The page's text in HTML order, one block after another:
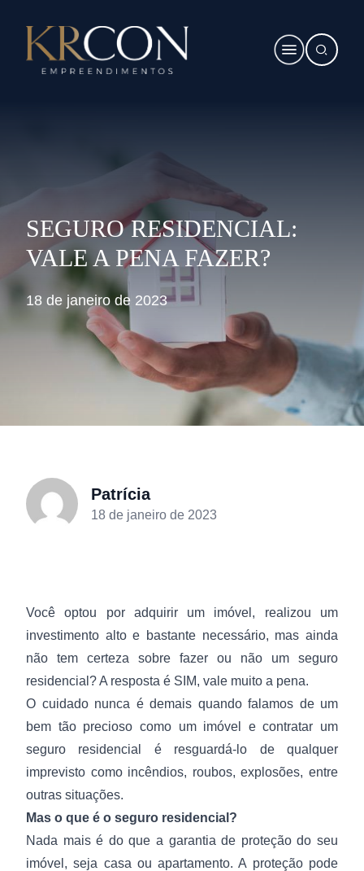
SEGURO RESIDENCIAL:
VALE A PENA FAZER?
18 de janeiro de 2023
Patrícia
18 de janeiro de 2023
Você optou por adquirir um imóvel, realizou um
investimento alto e bastante necessário, mas ainda
não tem certeza sobre fazer ou não um seguro
residencial? A resposta é SIM, vale muito a pena.
O cuidado nunca é demais quando falamos de um
bem tão precioso como um imóvel e contratar um
seguro residencial é resguardá-lo de qualquer
imprevisto como incêndios, roubos, explosões, entre
outras situações.
Mas o que é o seguro residencial?
Nada mais é do que a garantia de proteção do seu
imóvel, seja casa ou apartamento. A proteção pode